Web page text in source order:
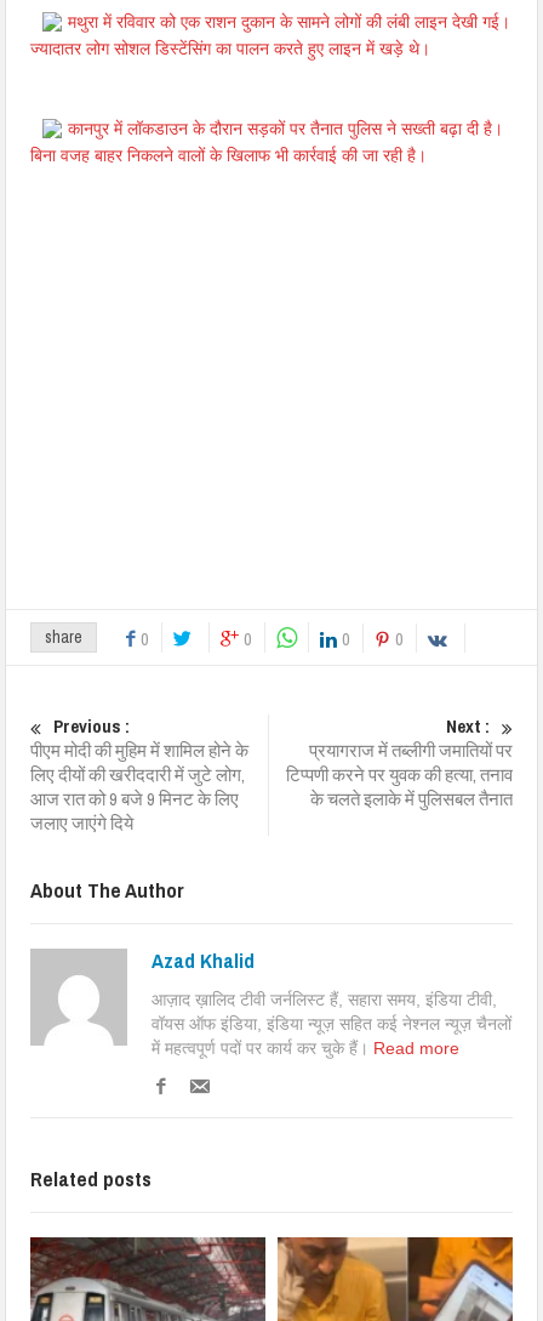
मथुरा में रविवार को एक राशन दुकान के सामने लोगों की लंबी लाइन देखी गई।
ज्यादातर लोग सोशल डिस्टेंसिंग का पालन करते हुए लाइन में खड़े थे।
कानपुर में लॉकडाउन के दौरान सड़कों पर तैनात पुलिस ने सख्ती बढ़ा दी है।
बिना वजह बाहर निकलने वालों के खिलाफ भी कार्रवाई की जा रही है।
share 0 0 0 0
Previous :
पीएम मोदी की मुहिम में शामिल होने के
लिए दीयों की खरीददारी में जुटे लोग,
आज रात को 9 बजे 9 मिनट के लिए
जलाए जाएंगे दिये
Next :
प्रयागराज में तब्लीगी जमातियों पर
टिप्पणी करने पर युवक की हत्या, तनाव
के चलते इलाके में पुलिसबल तैनात
About The Author
Azad Khalid
आज़ाद ख़ालिद टीवी जर्नलिस्ट हैं, सहारा समय, इंडिया टीवी,
वॉयस ऑफ इंडिया, इंडिया न्यूज़ सहित कई नेश्नल न्यूज़ चैनलों
में महत्वपूर्ण पदों पर कार्य कर चुके हैं। Read more
Related posts